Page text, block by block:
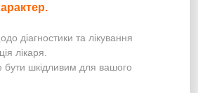
діагностики та лікування
лікаря.
шкідливим для вашого